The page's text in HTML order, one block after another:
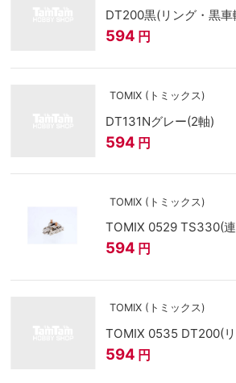
DT200黒(リング・黒車
594 円
TOMIX (トミックス)
DT131Nグレー(2軸)
594 円
TOMIX (トミックス)
TOMIX 0529 TS330(
594 円
TOMIX (トミックス)
TOMIX 0535 DT200(
594 円